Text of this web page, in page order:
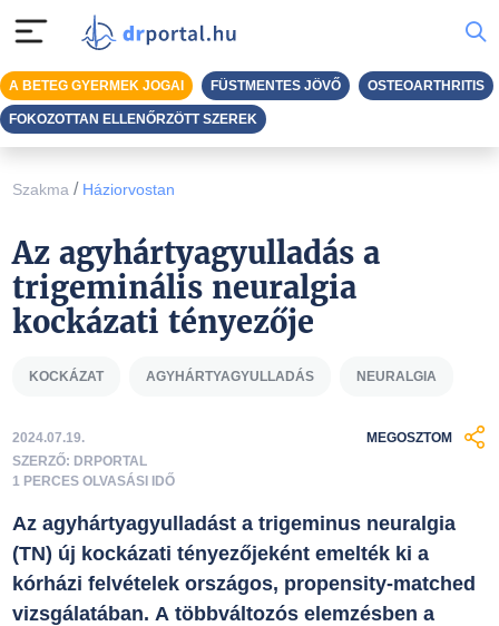
Szakma / Háziorvostan
Az agyhártyagyulladás a
trigeminális neuralgia
kockázati tényezője
KOCKÁZAT AGYHÁRTYAGYULLADÁS NEURALGIA
2024.07.19.
SZERZŐ: DRPORTAL
1 PERCES OLVASÁSI IDŐ
MEGOSZTOM
Az agyhártyagyulladást a trigeminus neuralgia
(TN) új kockázati tényezőjeként emelték ki a
kórházi felvételek országos, propensity-matched
vizsgálatában. A többváltozós elemzésben a
A BETEG GYERMEK JOGAI FÜSTMENTES JÖVŐ OSTEOARTHRITIS
FOKOZOTTAN ELLENŐRZÖTT SZEREK